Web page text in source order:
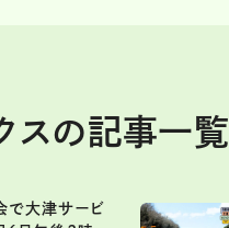
スの記事一覧
で大津サービ